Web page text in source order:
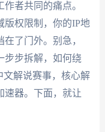
者共同的痛点。
版权限制，你的IP地
了门外。别急，
步步拆解，如何绕
文解说赛事，核心解
速器。下面，就让